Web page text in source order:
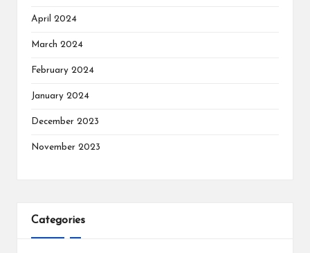
April 2024
March 2024
February 2024
January 2024
December 2023
November 2023
Categories